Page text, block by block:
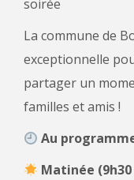
soirée
La commune de
exceptionnelle
partager un
familles et amis !
Au
Matinée (9h30